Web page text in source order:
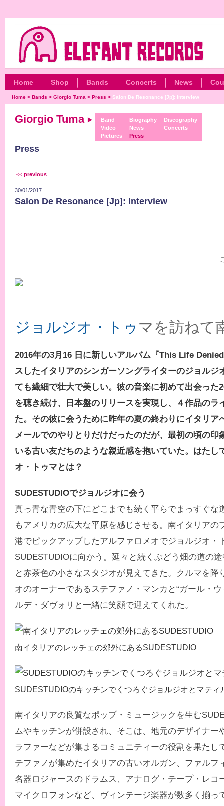
Home Shop Bands Concerts News
Home> Bands > Giorgio Tuma > Press > Salon De Resonance [Jp]: Interview
Giorgio Tuma
Band
Video
Pictures
Biography
News
Press
Discography
Concerts
Press
<< previous
30/01/2017
Salon De Resonance [Jp]: Interview
ジョルジオ・トゥ マを訪ねて
2016年の3月16 日に新しいアルバム『This Life
スしたイタリアのシンガーソングライターのジョルジ
ても繊細で壮大で美しい。彼の音楽に初めて出会った
を聴き続け、日本盤のリリースを実現し、４作品のラ
た。その彼に会うために昨年の夏の終わりにイタリア
メールでのやりとりだけだったのだが、最初の頃の印
いる古い友だちのような親近感を抱いていた。はたし
オ・トゥマとは？
SUDESTUDIOでジョルジオに会う
真っ青な青空の下にどこまでも続く平らでまっすぐな
もアメリカの広大な平原を感じさせる。南イタリアの
港でピックアップしたアルファロメオでジョルジオ・
SUDESTUDIOに向かう。延々と続くぶどう畑の道の
と赤茶色の小さなスタジオが見えてきた。クルマを降
オのオーナーであるステファノ・マンカと“ガール・
ルデ・ダヴォリと一緒に笑顔で迎えてくれた。
南イタリアのレッチェの郊外にあるSUDESTUDIO
SUDESTUDIOのキッチンでくつろぐジョルジオとマティ
南イタリアの良質なポップ・ミュージックを生む
ムやキッチンが併設され、そこは、地元のデザイナー
ラファーなどが集まるコミュニティーの役割を果たし
テファノが集めたイタリアの古いオルガン、ファルフ
名器ロジャースのドラムス、アナログ・テープ・レコ
マイクロフォンなど、ヴィンテージ楽器が数多く揃っ